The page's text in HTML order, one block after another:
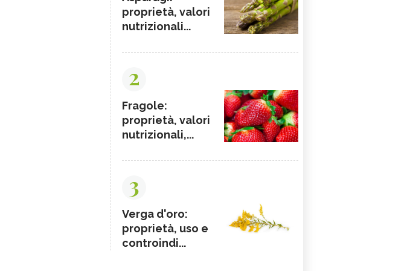
proprietà, valori
nutrizionali...
2
Fragole:
proprietà, valori
nutrizionali,...
3
Verga d'oro:
proprietà, uso e
controindi...